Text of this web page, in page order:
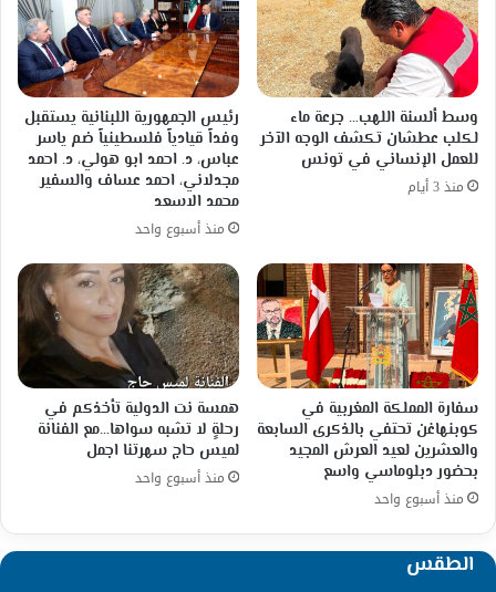
وسط ألسنة اللهب… جرعة ماء
لكلب عطشان تكشف الوجه الآخر
للعمل الإنساني في تونس
منذ 3 أيام
رئيس الجمهورية اللبنانية يستقبل
وفداً قيادياً فلسطينياً ضم ياسر
عباس، د. احمد ابو هولي، د. احمد
مجدلاني، احمد عساف والسفير
محمد الاسعد
منذ أسبوع واحد
سفارة المملكة المغربية في
كوبنهاغن تحتفي بالذكرى السابعة
والعشرين لعيد العرش المجيد
بحضور دبلوماسي واسع
منذ أسبوع واحد
همسة نت الدولية تأخذكم في
رحلةٍ لا تشبه سواها…مع الفنانة
لميس حاج سهرتنا اجمل
منذ أسبوع واحد
الطقس